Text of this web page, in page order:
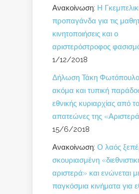
Ανακοίνωση: Η
προπαγάνδα για τις
κινητοποιήσεις και ο
αριστερόστροφος
1/12/2018
Δήλωση Τάκη
ακόμα και τυπική
εθνικής κυριαρχίας από
απατεώνες της
15/6/2018
Ανακοίνωση: Ο λαός
σκουριασμένη
αριστερά» και ενώνεται
παγκόσμια κινήματα για